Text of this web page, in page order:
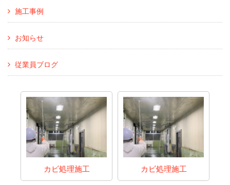
施工事例
お知らせ
従業員ブログ
カビ処理施工 カビ処理施工